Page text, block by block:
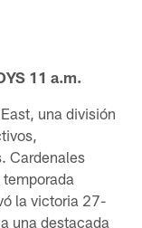
11 a.m.
una división
Cardenales
la victoria 27-
una destacada